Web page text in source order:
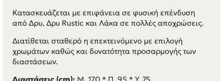
Κατασκευάζεται με επιφάνεια σε φυσική επένδυση
από Δρυ, Δρυ Rustic και Λάκα σε πολλές αποχρώσεις.
Διατίθεται σταθερό η επεκτεινόμενο με επιλογή
χρωμάτων καθώς και δυνατότητα προσαρμογής των
διαστάσεων.